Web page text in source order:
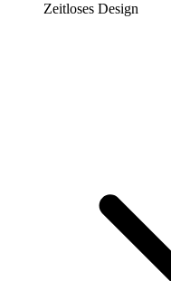
Zeitloses Design